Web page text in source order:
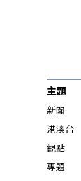
主題
新聞
港澳台
觀點
專題